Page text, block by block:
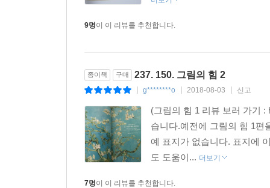
9명이 이 리뷰를 추천합니다.
종이책 구매 237. 150. 그림의 힘 2
g********o 2018-08-03 신고
(그림의 힘 1 리뷰 보러 가기
습니다.예전에 그림의 힘 1편
예 표지가 없습니다. 표지에
도 도움이... 더보기
7명이 이 리뷰를 추천합니다.